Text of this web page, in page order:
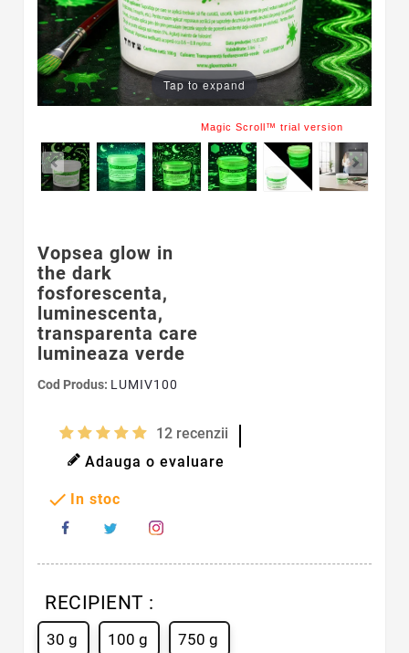
Tap to expand
Magic Scroll™ trial version
Vopsea glow in
the dark
fosforescenta,
luminescenta,
transparenta care
lumineaza verde
Cod Produs: LUMIV100
12 recenzii
Adauga o evaluare
 In stoc
RECIPIENT :
30 g 100 g 750 g